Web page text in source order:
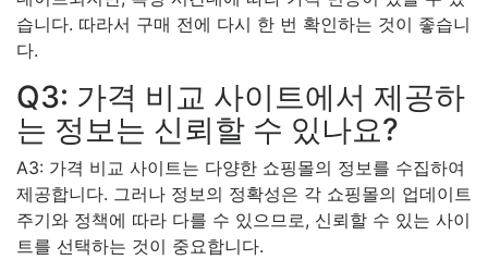
습니다. 따라서 구매 전에 다시 한 번 확인하는 것이 좋습니
다.
Q3: 가격 비교 사이트에서 제공하
는 정보는 신뢰할 수 있나요?
A3: 가격 비교 사이트는 다양한 쇼핑몰의 정보를 수집하여
제공합니다. 그러나 정보의 정확성은 각 쇼핑몰의 업데이트
주기와 정책에 따라 다를 수 있으므로, 신뢰할 수 있는 사이
트를 선택하는 것이 중요합니다.